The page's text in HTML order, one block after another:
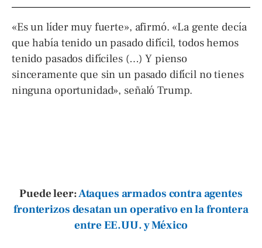
«Es un líder muy fuerte», afirmó. «La gente decía
que había tenido un pasado difícil, todos hemos
tenido pasados ​​difíciles (…) Y pienso
sinceramente que sin un pasado difícil no tienes
ninguna oportunidad», señaló Trump.
Puede leer:Ataques armados contra agentes
fronterizos desatan un operativo en la frontera
entre EE.UU. y México